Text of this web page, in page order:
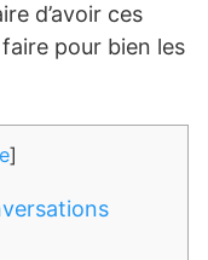
d’avoir ces
pour bien les
]